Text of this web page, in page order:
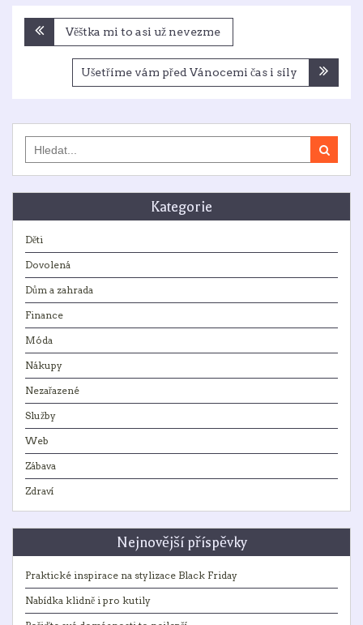
Navigace
pro
příspěvek
Věštka mi to asi už nevezme
Ušetříme vám před Vánocemi čas i síly
for:
Kategorie
Děti
Dovolená
Dům a zahrada
Finance
Móda
Nákupy
Nezařazené
Služby
Web
Zábava
Zdraví
Nejnovější příspěvky
Praktické inspirace na stylizace Black Friday
Nabídka klidně i pro kutily